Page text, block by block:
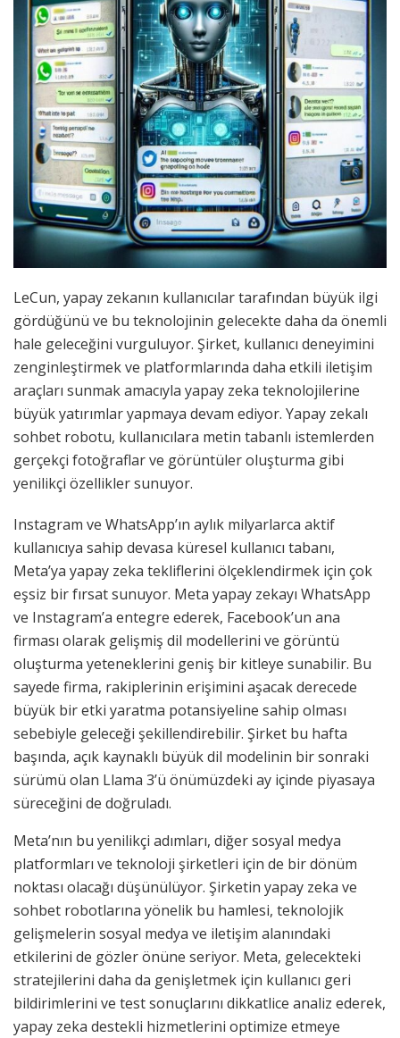
LeCun, yapay zekanın kullanıcılar tarafından büyük ilgi
gördüğünü ve bu teknolojinin gelecekte daha da önemli
hale geleceğini vurguluyor. Şirket, kullanıcı deneyimini
zenginleştirmek ve platformlarında daha etkili iletişim
araçları sunmak amacıyla yapay zeka teknolojilerine
büyük yatırımlar yapmaya devam ediyor. Yapay zekalı
sohbet robotu, kullanıcılara metin tabanlı istemlerden
gerçekçi fotoğraflar ve görüntüler oluşturma gibi
yenilikçi özellikler sunuyor.
Instagram ve WhatsApp’ın aylık milyarlarca aktif
kullanıcıya sahip devasa küresel kullanıcı tabanı,
Meta’ya yapay zeka tekliflerini ölçeklendirmek için çok
eşsiz bir fırsat sunuyor. Meta yapay zekayı WhatsApp
ve Instagram’a entegre ederek, Facebook’un ana
firması olarak gelişmiş dil modellerini ve görüntü
oluşturma yeteneklerini geniş bir kitleye sunabilir. Bu
sayede firma, rakiplerinin erişimini aşacak derecede
büyük bir etki yaratma potansiyeline sahip olması
sebebiyle geleceği şekillendirebilir. Şirket bu hafta
başında, açık kaynaklı büyük dil modelinin bir sonraki
sürümü olan Llama 3’ü önümüzdeki ay içinde piyasaya
süreceğini de doğruladı.
Meta’nın bu yenilikçi adımları, diğer sosyal medya
platformları ve teknoloji şirketleri için de bir dönüm
noktası olacağı düşünülüyor. Şirketin yapay zeka ve
sohbet robotlarına yönelik bu hamlesi, teknolojik
gelişmelerin sosyal medya ve iletişim alanındaki
etkilerini de gözler önüne seriyor. Meta, gelecekteki
stratejilerini daha da genişletmek için kullanıcı geri
bildirimlerini ve test sonuçlarını dikkatlice analiz ederek,
yapay zeka destekli hizmetlerini optimize etmeye